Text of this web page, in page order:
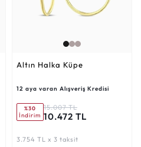
Altın Halka Küpe
12 aya varan Alışveriş Kredisi
%30
İndirim
15.007 TL
10.472 TL
3.754 TL x 3 taksit